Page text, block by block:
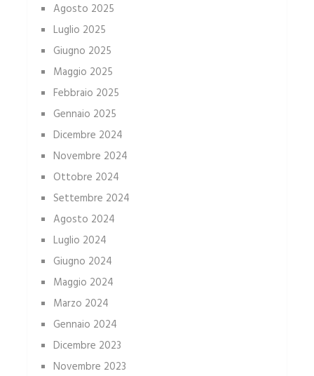
Agosto 2025
Luglio 2025
Giugno 2025
Maggio 2025
Febbraio 2025
Gennaio 2025
Dicembre 2024
Novembre 2024
Ottobre 2024
Settembre 2024
Agosto 2024
Luglio 2024
Giugno 2024
Maggio 2024
Marzo 2024
Gennaio 2024
Dicembre 2023
Novembre 2023